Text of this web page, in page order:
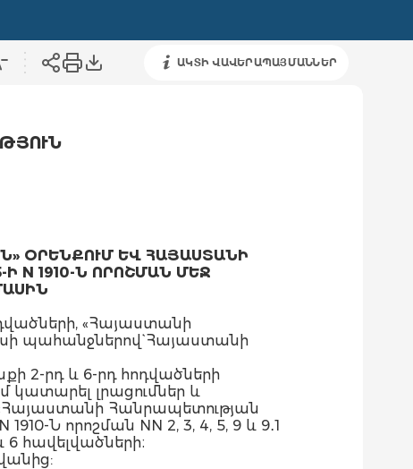
ԱԿՏԻ ՎԱՎԵՐԱՊԱՅՄԱՆՆԵՐ
ՕՐԵՆՔՈՒՄ ԵՎ ՀԱՅԱՍՏԱՆԻ
N 1910-Ն ՈՐՈՇՄԱՆ ՄԵՋ
«Հայաստանի
պահանջներով` Հայաստանի
2-րդ և 6-րդ հոդվածների
կատարել լրացումներ և
Հանրապետության
Ն որոշման NN 2, 3, 4, 5, 9 և 9․1
6 հավելվածների։